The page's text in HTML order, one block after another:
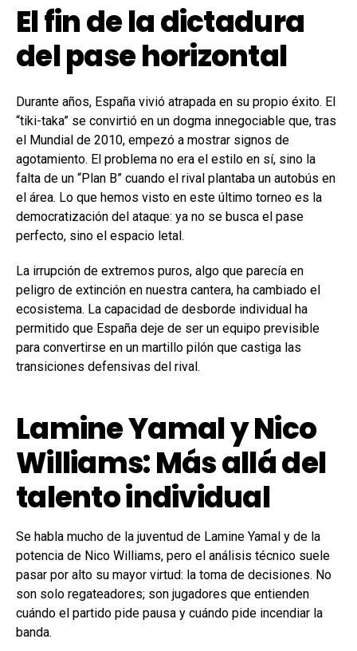
El fin de la dictadura
del pase horizontal
Durante años, España vivió atrapada en su propio éxito. El
“tiki-taka” se convirtió en un dogma innegociable que, tras
el Mundial de 2010, empezó a mostrar signos de
agotamiento. El problema no era el estilo en sí, sino la
falta de un “Plan B” cuando el rival plantaba un autobús en
el área. Lo que hemos visto en este último torneo es la
democratización del ataque: ya no se busca el pase
perfecto, sino el espacio letal.
La irrupción de extremos puros, algo que parecía en
peligro de extinción en nuestra cantera, ha cambiado el
ecosistema. La capacidad de desborde individual ha
permitido que España deje de ser un equipo previsible
para convertirse en un martillo pilón que castiga las
transiciones defensivas del rival.
Lamine Yamal y Nico
Williams: Más allá del
talento individual
Se habla mucho de la juventud de Lamine Yamal y de la
potencia de Nico Williams, pero el análisis técnico suele
pasar por alto su mayor virtud: la toma de decisiones. No
son solo regateadores; son jugadores que entienden
cuándo el partido pide pausa y cuándo pide incendiar la
banda.